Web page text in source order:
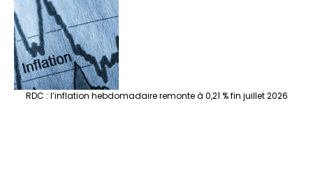
RDC : l’inflation hebdomadaire remonte à 0,21 % fin juillet 2026